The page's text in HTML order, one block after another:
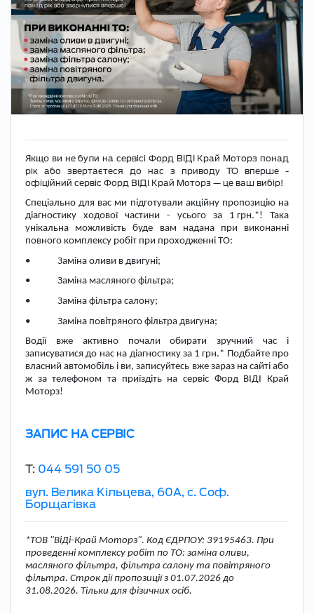
Якщо ви не були на сервісі Форд ВІДІ Край Моторз понад
рік або звертаєтеся до нас з приводу ТО вперше -
офіційний сервіс Форд ВІДІ Край Моторз — це ваш вибір!
Спеціально для вас ми підготували акційну пропозицію на
діагностику ходової частини - усього за 1 грн.*! Така
унікальна можливість буде вам надана при виконанні
повного комплексу робіт при проходженні ТО:
• Заміна оливи в двигуні;
• Заміна масляного фільтра;
• Заміна фільтра салону;
• Заміна повітряного фільтра двигуна;
Водії вже активно почали обирати зручний час і
записуватися до нас на діагностику за 1 грн.* Подбайте про
власний автомобіль і ви, записуйтесь вже зараз на сайті або
ж за телефоном та приїздіть на сервіс Форд ВІДІ Край
Моторз!
ЗАПИС НА СЕРВІС
T: 044 591 50 05
вул. Велика Кільцева, 60А, с. Соф.
Борщагівка
*ТОВ "ВіДі-Край Моторз". Код ЄДРПОУ: 39195463. При
проведенні комплексу робіт по ТО: заміна оливи,
масляного фільтра, фільтра салону та повітряного
фільтра. Строк дії пропозиції з 01.07.2026 до
31.08.2026. Тільки для фізичних осіб.